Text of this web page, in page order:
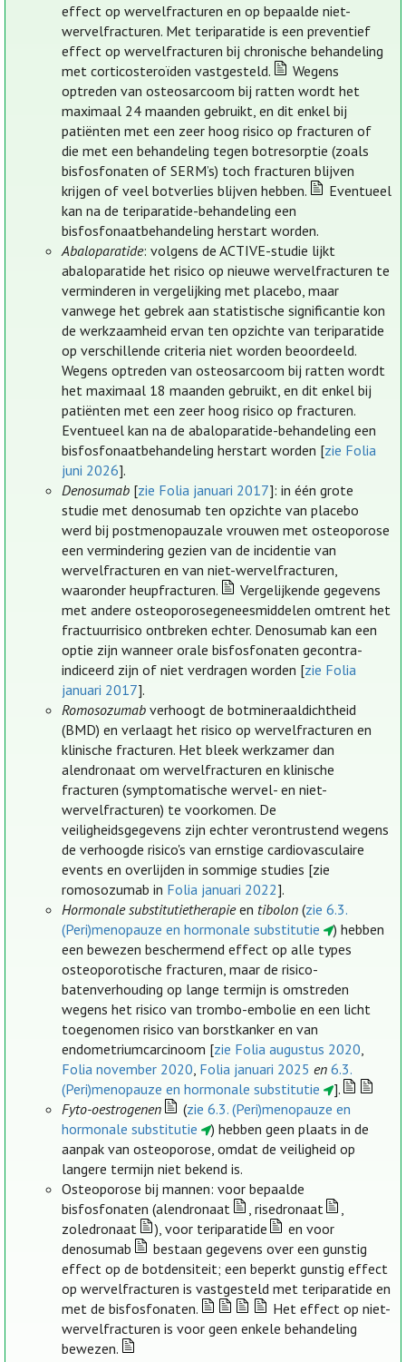
effect op wervelfracturen en op bepaalde niet-
wervelfracturen. Met teriparatide is een preventief
effect op wervelfracturen bij chronische behandeling
met corticosteroïden vastgesteld.
Wegens
optreden van osteosarcoom bij ratten wordt het
maximaal 24 maanden gebruikt, en dit enkel bij
patiënten met een zeer hoog risico op fracturen of
die met een behandeling tegen botresorptie (zoals
bisfosfonaten of SERM’s) toch fracturen blijven
krijgen of veel botverlies blijven hebben.
Eventueel
kan na de teriparatide-behandeling een
bisfosfonaatbehandeling herstart worden.
Abaloparatide: volgens de ACTIVE-studie lijkt
abaloparatide het risico op nieuwe wervelfracturen te
verminderen in vergelijking met placebo, maar
vanwege het gebrek aan statistische significantie kon
de werkzaamheid ervan ten opzichte van teriparatide
op verschillende criteria niet worden beoordeeld.
Wegens optreden van osteosarcoom bij ratten wordt
het maximaal 18 maanden gebruikt, en dit enkel bij
patiënten met een zeer hoog risico op fracturen.
Eventueel kan na de abaloparatide-behandeling een
bisfosfonaatbehandeling herstart worden [zie Folia
juni 2026].
Denosumab [zie Folia januari 2017]: in één grote
studie met denosumab ten opzichte van placebo
werd bij postmenopauzale vrouwen met osteoporose
een vermindering gezien van de incidentie van
wervelfracturen en van niet-wervelfracturen,
waaronder heupfracturen.
Vergelijkende gegevens
met andere osteoporosegeneesmiddelen omtrent het
fractuurrisico ontbreken echter. Denosumab kan een
optie zijn wanneer orale bisfosfonaten gecontra-
indiceerd zijn of niet verdragen worden [zie Folia
januari 2017].
Romosozumab verhoogt de botmineraaldichtheid
(BMD) en verlaagt het risico op wervelfracturen en
klinische fracturen. Het bleek werkzamer dan
alendronaat om wervelfracturen en klinische
fracturen (symptomatische wervel- en niet-
wervelfracturen) te voorkomen. De
veiligheidsgegevens zijn echter verontrustend wegens
de verhoogde risico's van ernstige cardiovasculaire
events en overlijden in sommige studies [zie
romosozumab in Folia januari 2022].
Hormonale substitutietherapieen tibolon (zie 6.3.
(Peri)menopauze en hormonale substitutie
) hebben
een bewezen beschermend effect op alle types
osteoporotische fracturen, maar de risico-
batenverhouding op lange termijn is omstreden
wegens het risico van trombo-embolie en een licht
toegenomen risico van borstkanker en van
endometriumcarcinoom [zie Folia augustus 2020,
Folia november 2020, Folia januari 2025 en 6.3.
(Peri)menopauze en hormonale substitutie
].
Fyto-oestrogenen
(zie 6.3. (Peri)menopauze en
hormonale substitutie
) hebben geen plaats in de
aanpak van osteoporose, omdat de veiligheid op
langere termijn niet bekend is.
Osteoporose bij mannen: voor bepaalde
bisfosfonaten (alendronaat
, risedronaat
,
zoledronaat
), voor teriparatide
en voor
denosumab
bestaan gegevens over een gunstig
effect op de botdensiteit; een beperkt gunstig effect
op wervelfracturen is vastgesteld met teriparatide en
met de bisfosfonaten.
Het effect op niet-
wervelfracturen is voor geen enkele behandeling
bewezen.